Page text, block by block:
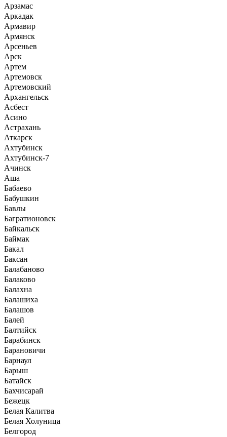
Арзамас
Аркадак
Армавир
Армянск
Арсеньев
Арск
Артем
Артемовск
Артемовский
Архангельск
Асбест
Асино
Астрахань
Аткарск
Ахтубинск
Ахтубинск-7
Ачинск
Аша
Бабаево
Бабушкин
Бавлы
Багратионовск
Байкальск
Баймак
Бакал
Баксан
Балабаново
Балаково
Балахна
Балашиха
Балашов
Балей
Балтийск
Барабинск
Барановичи
Барнаул
Барыш
Батайск
Бахчисарай
Бежецк
Белая Калитва
Белая Холуница
Белгород